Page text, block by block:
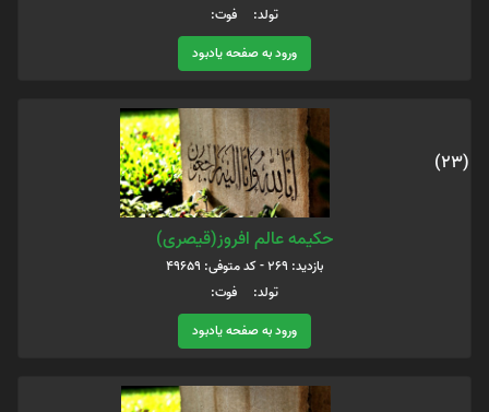
تولد: فوت:
ورود به صفحه یادبود
(23)
حکیمه عالم افروز(قیصری)
بازدید: 269 - کد متوفی: 49659
تولد: فوت:
ورود به صفحه یادبود